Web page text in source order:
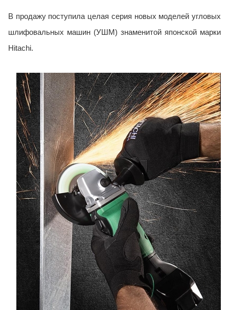
В продажу поступила целая серия новых моделей угловых
шлифовальных машин (УШМ) знаменитой японской марки
Hitachi.